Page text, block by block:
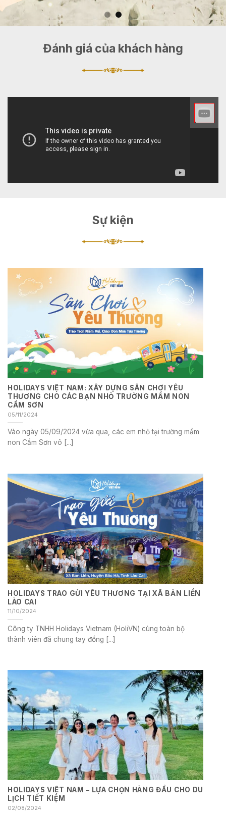
Đánh giá của khách hàng
Sự kiện
HOLIDAYS VIỆT NAM: XÂY DỰNG SÂN CHƠI YÊU
THƯƠNG CHO CÁC BẠN NHỎ TRƯỜNG MẦM NON
CẨM SƠN
05/11/2024
Vào ngày 05/09/2024 vừa qua, các em nhỏ tại trường mầm
non Cẩm Sơn vô [...]
HOLIDAYS TRAO GỬI YÊU THƯƠNG TẠI XÃ BẢN LIỀN
LÀO CAI
11/10/2024
Công ty TNHH Holidays Vietnam (HoliVN) cùng toàn bộ
thành viên đã chung tay đồng [...]
HOLIDAYS VIỆT NAM – LỰA CHỌN HÀNG ĐẦU CHO DU
LỊCH TIẾT KIỆM
02/08/2024